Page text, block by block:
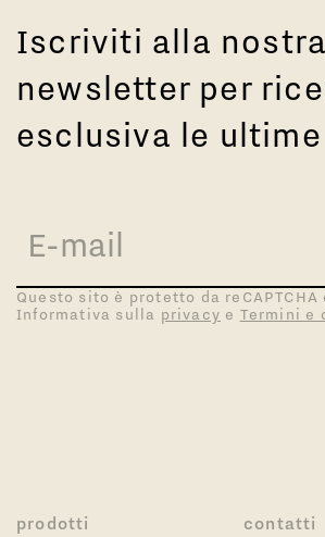
Iscriviti alla nostra
newsletter per
esclusiva le
Questo sito è protetto da reCAPTCHA
Informativa sulla privacy e Termini e
prodotti contatti